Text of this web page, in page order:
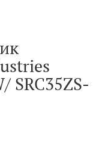
SRC35ZS-